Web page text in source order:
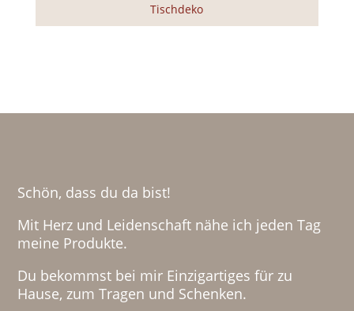
Tischdeko
Schön, dass du da bist!
Mit Herz und Leidenschaft nähe ich jeden Tag
meine Produkte.
Du bekommst bei mir Einzigartiges für zu
Hause, zum Tragen und Schenken.